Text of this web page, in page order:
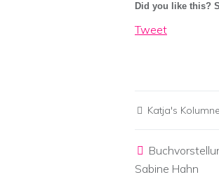
Did you like this?
Tweet
Katja's Kolumne
Post
Sabine Hahn